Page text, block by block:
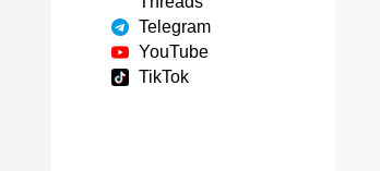
Telegram
YouTube
TikTok